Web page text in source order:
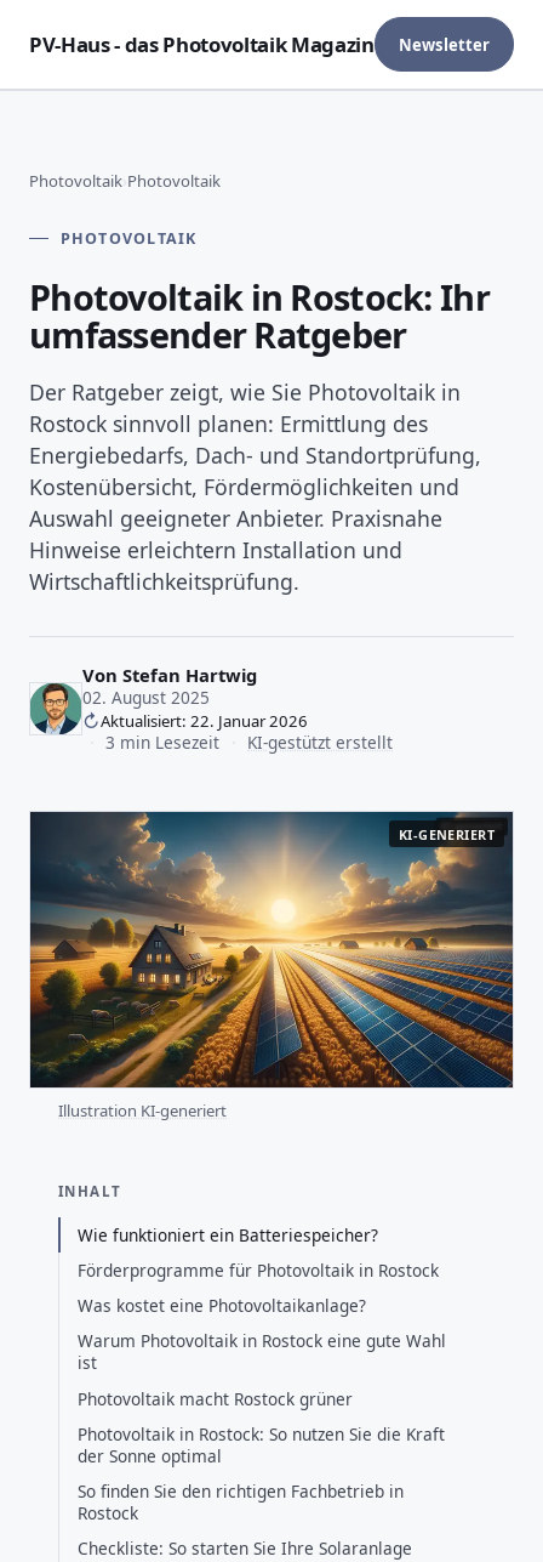
PV-Haus - das Photovoltaik Magazin Newsletter
Photovoltaik›Photovoltaik
PHOTOVOLTAIK
Photovoltaik in Rostock: Ihr
umfassender Ratgeber
Der Ratgeber zeigt, wie Sie Photovoltaik in
Rostock sinnvoll planen: Ermittlung des
Energiebedarfs, Dach- und Standortprüfung,
Kostenübersicht, Fördermöglichkeiten und
Auswahl geeigneter Anbieter. Praxisnahe
Hinweise erleichtern Installation und
Wirtschaftlichkeitsprüfung.
Von Stefan Hartwig
02. August 2025
Aktualisiert: 22. Januar 2026
3 min Lesezeit KI-gestützt erstellt
KI-GENERIERT
Illustration KI-generiert
INHALT
Wie funktioniert ein Batteriespeicher?
Förderprogramme für Photovoltaik in Rostock
Was kostet eine Photovoltaikanlage?
Warum Photovoltaik in Rostock eine gute Wahl
ist
Photovoltaik macht Rostock grüner
Photovoltaik in Rostock: So nutzen Sie die Kraft
der Sonne optimal
So finden Sie den richtigen Fachbetrieb in
Rostock
Checkliste: So starten Sie Ihre Solaranlage